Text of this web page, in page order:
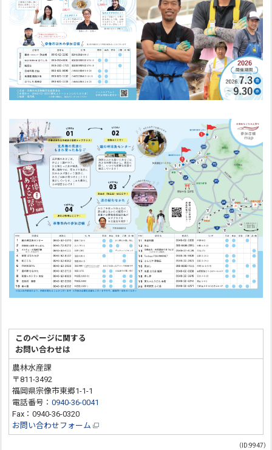
このページに関する
お問い合わせは
農林水産課
〒811-3492
福岡県宗像市東郷1-1-1
電話番号：0940-36-0041
Fax：0940-36-0320
お問い合わせフォーム
（ID:9947）